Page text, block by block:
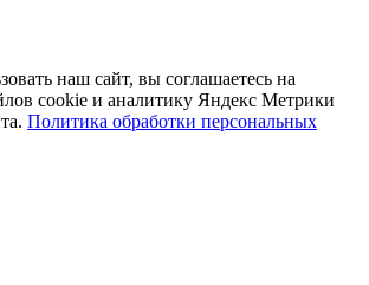
наш сайт, вы соглашаетесь на
сооkіе и аналитику Яндекс Метрики
Политика обработки персональных